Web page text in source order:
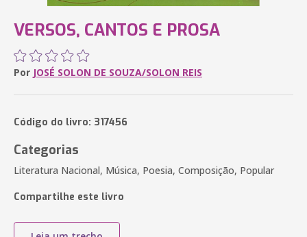
VERSOS, CANTOS E PROSA
Por JOSÉ SOLON DE SOUZA/SOLON REIS
Código do livro: 317456
Categorias
Literatura Nacional, Música, Poesia, Composição, Popular
Compartilhe este livro